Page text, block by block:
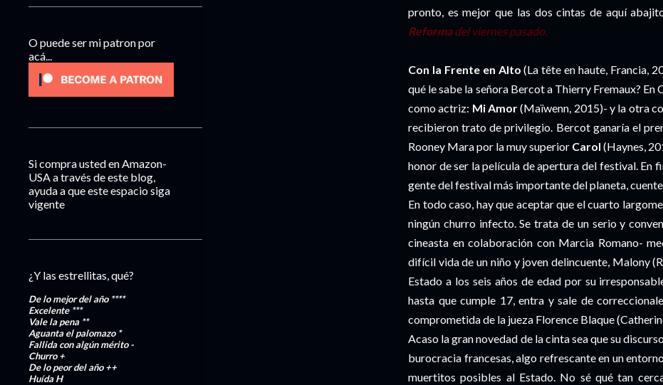
pronto, es mejor que las dos cintas de aquí
Reformadel viernes pasado.
Con la Frente en Alto (La tête en haute, Francia,
qué le sabe la señora Bercot a Thierry Fremaux?
como actriz: Mi Amor(Maïwenn, 2015)- y la otra
recibieron trato de privilegio. Bercot ganaría el
Rooney Mara por la muy superior Carol (Haynes,
honor de ser la película de apertura del festival. En
gente del festival más importante del planeta,
En todo caso, hay que aceptar que el cuarto
ningún churro infecto. Se trata de un serio y
cineasta en colaboración con Marcia Romano-
difícil vida de un niño y joven delincuente, Malony
Estado a los seis años de edad por su
hasta que cumple 17, entra y sale de
comprometida de la jueza Florence Blaque
Acaso la gran novedad de la cinta sea que su
burocracia francesas, algo refrescante en un
muertitos posibles al Estado. No sé qué tan
O puede ser mi patron por
acá...
Si compra usted en Amazon-
USA a través de este blog,
ayuda a que este espacio siga
vigente
¿Y las estrellitas, qué?
De lo mejor del año ****
Excelente***
Vale la pena **
Aguanta el palomazo *
Fallida con algún mérito-
Churro+
De lo peor del año++
HuídaH